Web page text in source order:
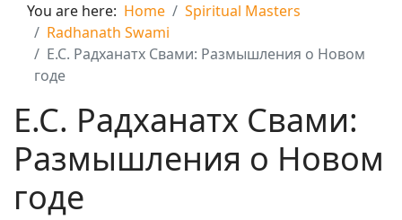
You are here: Home
Spiritual Masters
Radhanath Swami
Е.С. Радханатх Свами: Размышления о Новом
годе
Е.С. Радханатх Свами:
Размышления о Новом
годе